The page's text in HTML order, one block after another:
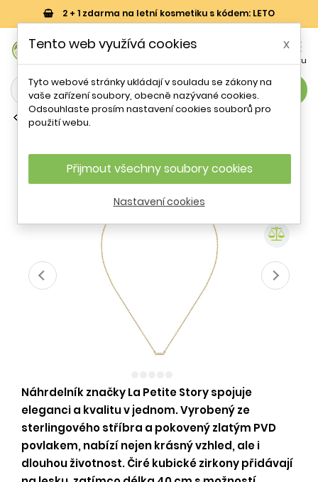
2 + 1 zdarma na letní kosmetiku s kódem: LETO

Menu
search
Náhrdelníky s kameny
kubickými zirkony Silver LPS10AWV81
La Petite Story
Náhrdelník značky La Petite Story spojuje
eleganci a kvalitu v jednom. Vyrobený ze
sterlingového stříbra a pokovený zlatým PVD
povlakem, nabízí nejen krásný vzhled, ale i
dlouhou životnost. Čiré kubické zirkony přidávají
Tento web využívá cookies x
Tyto webové stránky ukládají v souladu se zákony na
vaše zařízení soubory, obecně nazývané cookies.
Odsouhlaste prosím nastavení cookies souborů pro
použití webu.
Přijmout všechny soubory cookies
Nastavení cookies